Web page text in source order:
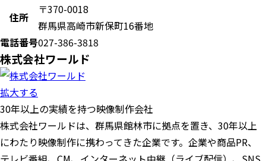
住所
〒370-0018
群馬県高崎市新保町16番地
電話番号027-386-3818
株式会社ワールド
拡大する
30年以上の実績を持つ映像制作会社
株式会社ワールドは、群馬県館林市に拠点を置き、30年以上
にわたり映像制作に携わってきた企業です。企業や商品PR、